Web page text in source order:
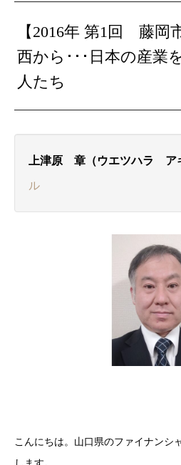
【2016年 第1回 藤岡
西から･･･日本の産業
人たち
上津原 章（ウエツハラ ア
ル
こんにちは。山口県のファイナンシ